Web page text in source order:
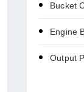
Bucket
Engine
Output